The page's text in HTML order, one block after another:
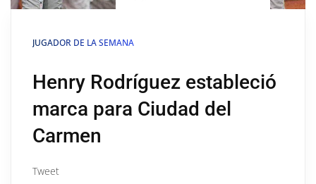
JUGADOR DE LA SEMANA
Henry Rodríguez estableció
marca para Ciudad del
Carmen
Tweet